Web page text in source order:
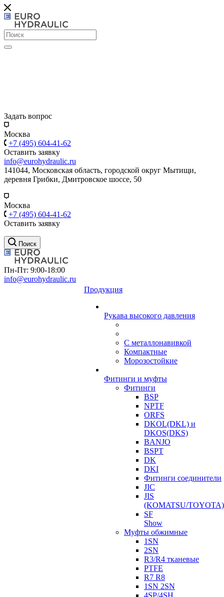
Задать вопрос
Москва
+7 (495) 604-41-62
Оставить заявку
info@eurohydraulic.ru
141044, Московская область, городской округ Мытищи,
деревня Грибки, Дмитровское шоссе, 50
Москва
+7 (495) 604-41-62
Оставить заявку
Поиск
Пн-Пт: 9:00-18:00
info@eurohydraulic.ru
Продукция
Рукава высокого давления
С металлонавивкой
Компактные
Морозостойкие
Фитинги и муфты
Фитинги
BSP
NPTF
ORFS
DKOL(DKL) и
DKOS(DKS)
BANJO
BSPT
DK
DKI
Фитинги соединители
JIC
JIS
(KOMATSU/TOYOTA)
SF
Show
Муфты обжимные
1SN
2SN
R3/R4 тканевые
PTFE
R7 R8
1SN 2SN
4SP/4SH